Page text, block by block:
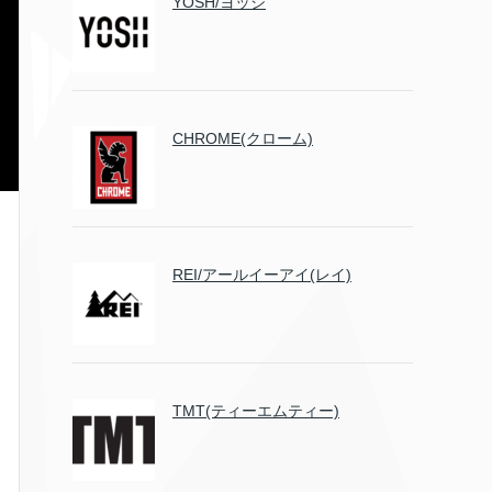
CHROME(クローム)
REI/アールイーアイ(レイ)
TMT(ティーエムティー)